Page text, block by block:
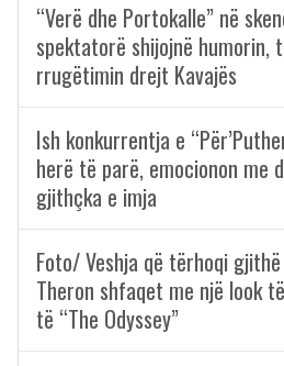
“Verë dhe Portokalle” në
spektatorë shijojnë humorin,
rrugëtimin drejt Kavajës
Ish konkurrentja e
herë të parë, emocionon me
gjithçka e imja
Foto/ Veshja që tërhoqi
Theron shfaqet me një look
të “The Odyssey”